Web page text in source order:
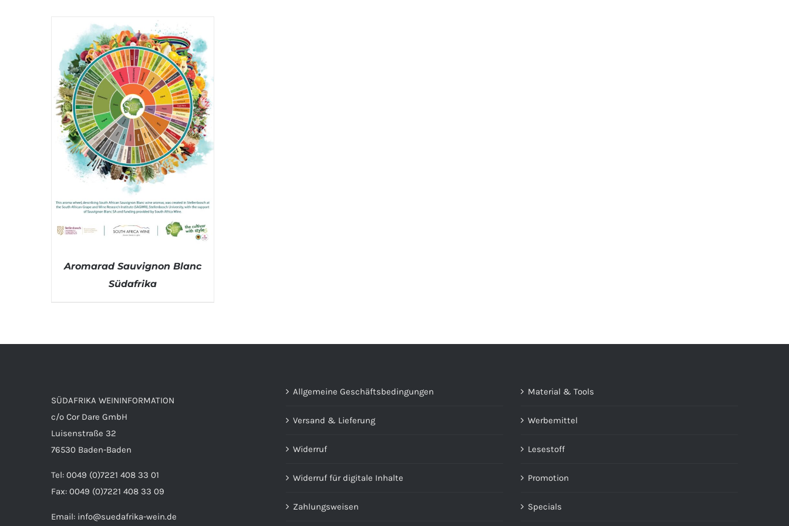
Aromarad Sauvignon Blanc
Südafrika
SÜDAFRIKA WEININFORMATION
c/o Cor Dare GmbH
Luisenstraße 32
76530 Baden-Baden
Tel: 0049 (0)7221 408 33 01
Fax: 0049 (0)7221 408 33 09
Email: info@suedafrika-wein.de
Allgemeine Geschäftsbedingungen
Versand & Lieferung
Widerruf
Widerruf für digitale Inhalte
Zahlungsweisen
Material & Tools
Werbemittel
Lesestoff
Promotion
Specials